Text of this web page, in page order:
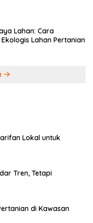
Lahan: Cara
Lahan Pertanian
Lokal untuk
Tren, Tetapi
di Kawasan